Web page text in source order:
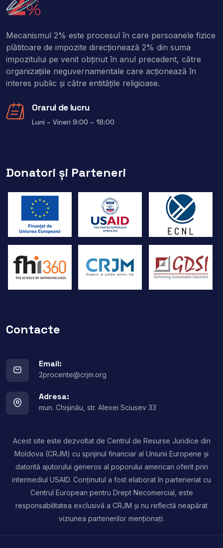
Mecanismul 2% este procesul în care persoanele fizice
plătitoare de impozite direcţionează 2% din suma
impozitului pe venit obţinut în anul precedent, către
organizaţiile neguvernamentale care acţionează în
interes public şi către entitățile religioase.
Orarul de lucru
Luni – Vineri 9:00 – 18:00
Donatori și Parteneri
Contacte
Email:
2procente@crjm.org
Adresa:
mun. Chișinău, str. Alexei Sciusev 33
Acest site este dezvoltat de Centrul de Resurse Juridice din
Moldova (CRJM) cu sprijinul financiar al Uniunii Europene și
datorită ajutorului generos al poporului american oferit prin
intermediul USAID. Conținutul a fost elaborat în parteneriat cu
Centrul European pentru Drept Necomercial, este
responsabilitatea exclusivă a CRJM și nu reflectă neapărat
viziunea partenerilor menționați.